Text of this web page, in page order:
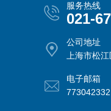
服务热线
021-
公司地址
上海市松
电子邮箱